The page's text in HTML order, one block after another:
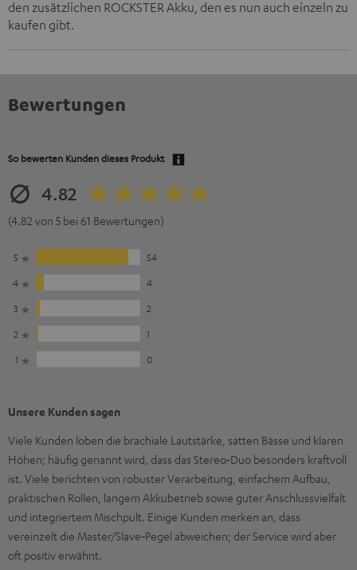
den zusätzlichen ROCKSTER Akku, den es nun auch einzeln zu
kaufen gibt.
Bewertungen
So bewerten Kunden dieses Produkt
4.82
(4.82 von 5 bei 61 Bewertungen)
5
54
4
4
3
2
2
1
1
0
Unsere Kunden sagen
Viele Kunden loben die brachiale Lautstärke, satten Bässe und klaren
Höhen; häufig genannt wird, dass das Stereo‑Duo besonders kraftvoll
ist. Viele berichten von robuster Verarbeitung, einfachem Aufbau,
praktischen Rollen, langem Akkubetrieb sowie guter Anschlussvielfalt
und integriertem Mischpult. Einige Kunden merken an, dass
vereinzelt die Master/Slave‑Pegel abweichen; der Service wird aber
oft positiv erwähnt.